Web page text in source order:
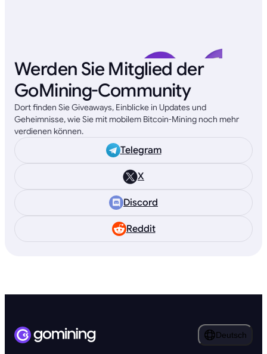
Werden Sie Mitglied der
GoMining-Community
Dort finden Sie Giveaways, Einblicke in Updates und
Geheimnisse, wie Sie mit mobilem Bitcoin-Mining noch mehr
verdienen können.
Telegram
X
Discord
Reddit
Deutsch